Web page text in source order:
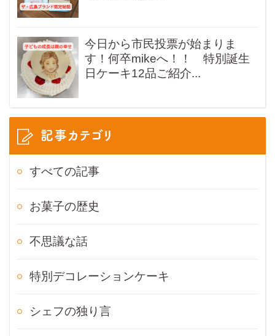
今日から市民投票が始まりま
す！何卒mikeへ！！ 特別誕生
日ケーキ12品ご紹介...
記事カテゴリ
すべての記事
お菓子の歴史
不思議な話
特別デコレーションケーキ
シェフの独り言